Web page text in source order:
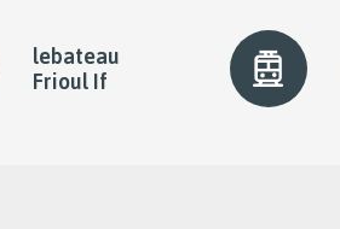
lebateau
Frioul If